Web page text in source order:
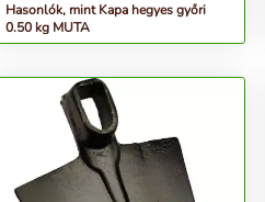
Hasonlók, mint Kapa hegyes győri
0.50 kg MUTA